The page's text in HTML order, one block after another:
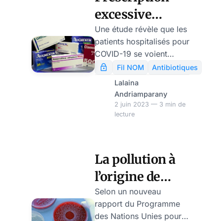
extrêmes semble
plausible. L’on avait déjà
appris en 2022
l’existence des Biolabs
américains, une
façon maladroite par
l’administration Biden.
Mais les documents
excessive
d’antibiotiques
chez les
patients
hospitalisés
Covid, selon
une étude
Une étude révèle que les
patients hospitalisés pour
COVID-19 se voient
prescrire des
antibiotiques pour des
infections bactériennes
secondaires alors
qu’aucune indication
d’infection.
Fil NOM
Antibiotiques
Lalaina
Andriamparany
2 juin 2023 — 3 min de
lecture
La pollution à
l’origine de
superbactéries
mortelles,
Selon un nouveau
rapport du Programme
des Nations Unies pour